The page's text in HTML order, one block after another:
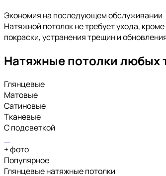
Экономия на последующем обслуживании
Натяжной потолок не требует ухода,
покраски, устранения трещин и
Натяжные потолки любых
Глянцевые
Матовые
Сатиновые
Тканевые
С подсветкой
+фото
Популярное
Глянцевые натяжные потолки